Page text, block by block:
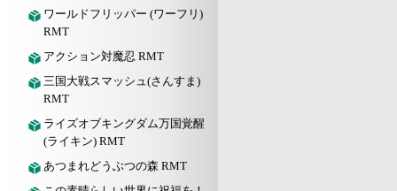
ワールドフリッパー (ワーフリ)
RMT
アクション対魔忍 RMT
三国大戦スマッシュ(さんすま)
RMT
ライズオブキングダム万国覚醒
(ライキン) RMT
あつまれどうぶつの森 RMT